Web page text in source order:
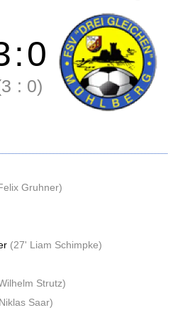
:0
: 0)
Gruhner)
(27' Liam Schimpke)
Strutz)
Saar)